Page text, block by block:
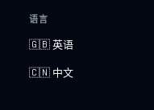
语言
🇬🇧 英语
🇨🇳 中文